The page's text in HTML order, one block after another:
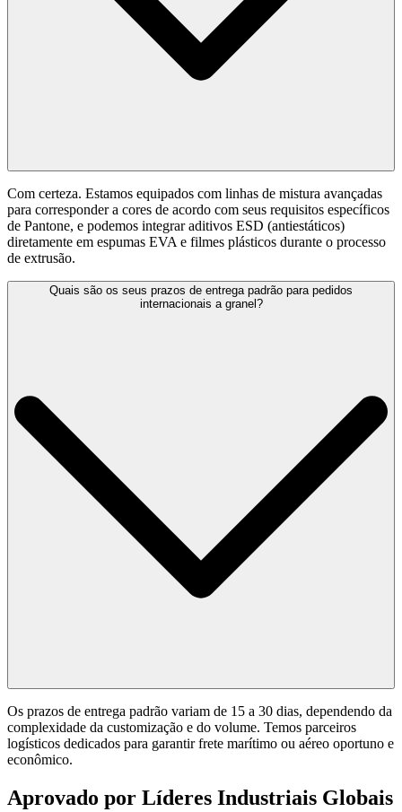
Com certeza. Estamos equipados com linhas de mistura avançadas
para corresponder a cores de acordo com seus requisitos específicos
de Pantone, e podemos integrar aditivos ESD (antiestáticos)
diretamente em espumas EVA e filmes plásticos durante o processo
de extrusão.
Quais são os seus prazos de entrega padrão para pedidos
internacionais a granel?
Os prazos de entrega padrão variam de 15 a 30 dias, dependendo da
complexidade da customização e do volume. Temos parceiros
logísticos dedicados para garantir frete marítimo ou aéreo oportuno e
econômico.
Aprovado por Líderes Industriais Globais